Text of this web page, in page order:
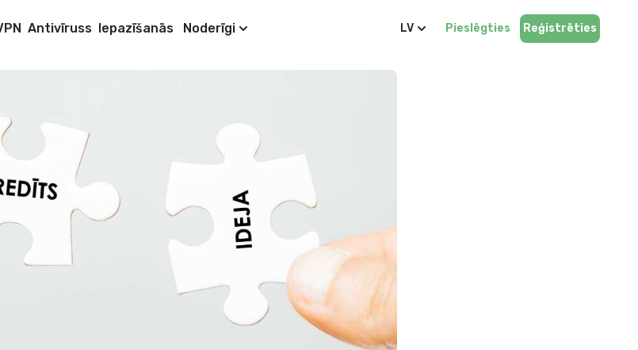
Antivīruss Iepazīšanās Noderīgi LV Pieslēgties Reģistrēties